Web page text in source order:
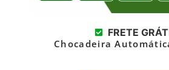
FRETE
Chocadeira